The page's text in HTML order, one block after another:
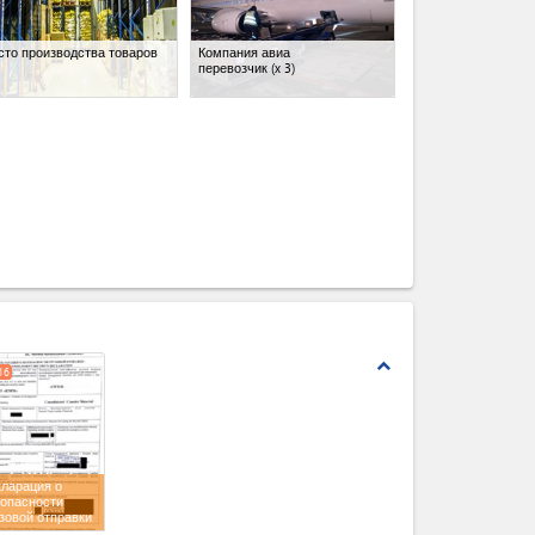
производства товаров
Компания авиа
перевозчик(x 3)
expand_less
о
отправки
16